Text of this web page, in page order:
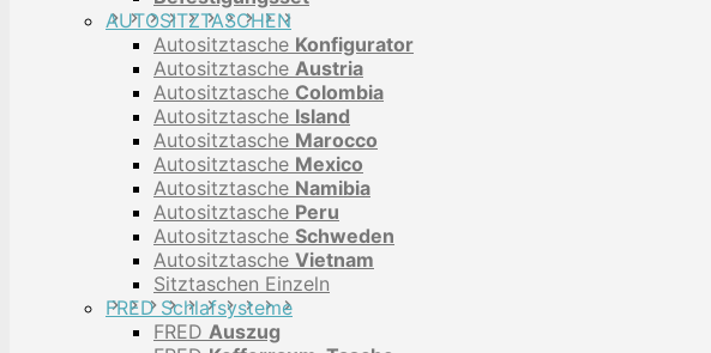
AUTOSITZTASCHEN
Autositztasche Konfigurator
Autositztasche Austria
Autositztasche Colombia
Autositztasche Island
Autositztasche Marocco
Autositztasche Mexico
Autositztasche Namibia
Autositztasche Peru
Autositztasche Schweden
Autositztasche Vietnam
Sitztaschen Einzeln
FRED Schlafsysteme
FRED Auszug